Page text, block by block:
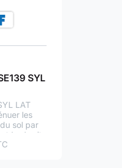
SYL
LAT
les
sol par
les bruits
liés